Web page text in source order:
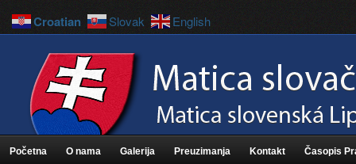
Početna O nama Galerija Preuzimanja Kontakt Časopis
Croatian Slovak English